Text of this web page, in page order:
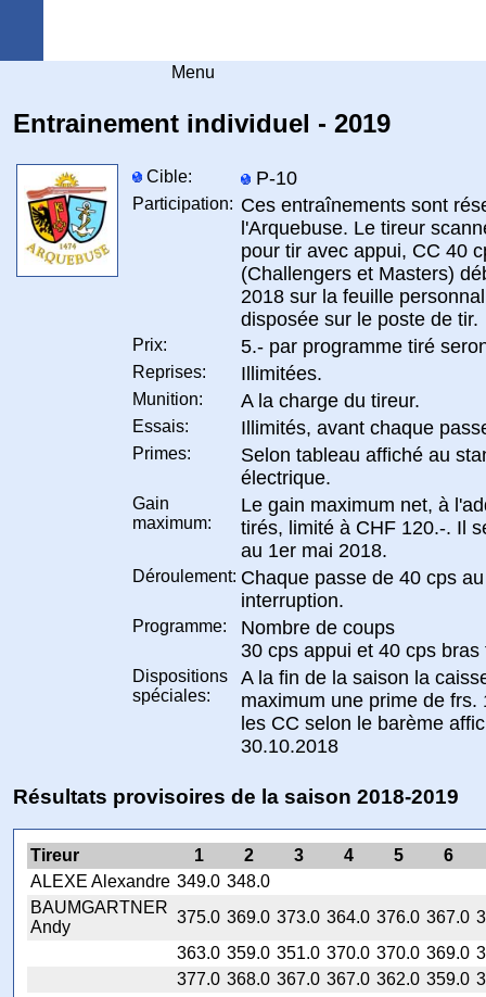
Menu
Entrainement individuel - 2019
Cible: P-10
Participation: Ces entraînements sont
l'Arquebuse. Le tireur
pour tir avec appui, CC 40
(Challengers et Masters)
2018 sur la feuille
disposée sur le poste de tir.
Prix: 5.- par programme tiré
Reprises: Illimitées.
Munition: A la charge du tireur.
Essais: Illimités, avant chaque
Primes:
Selon tableau affiché au
électrique.
Gain
maximum:
Le gain maximum net, à
tirés, limité à CHF 120.-. Il
au 1er mai 2018.
Déroulement: Chaque passe de 40 cps
interruption.
Programme:
Nombre de coups
30 cps appui et 40 cps bras
Dispositions
spéciales:
A la fin de la saison la
maximum une prime de
les CC selon le barème
30.10.2018
Résultats provisoires de la saison 2018-2019
Tireur 1 2 3 4 5
6
ALEXE Alexandre 349.0 348.0
BAUMGARTNER
Andy
375.0 369.0 373.0 364.0 376.0 367.0
363.0 359.0 351.0 370.0 370.0 369.0
377.0 368.0 367.0 367.0 362.0 359.0